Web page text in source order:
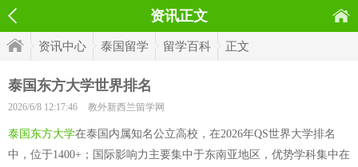
资讯正文
资讯中心 泰国留学 留学百科 正文
泰国东方大学世界排名
2026/6/8 12:17:46 教外新西兰留学网
泰国东方大学在泰国内属知名公立高校，在2026年QS世界大学排名
中，位于1400+；国际影响力主要集中于东南亚地区，优势学科集中在